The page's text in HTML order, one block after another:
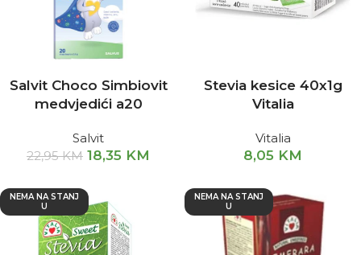
Salvit Choco Simbiovit
medvjedići a20
Salvit
22,95KM 18,35 KM
Stevia kesice 40x1g
Vitalia
Vitalia
8,05 KM
NEMA NA STANJ
U
NEMA NA STANJ
U